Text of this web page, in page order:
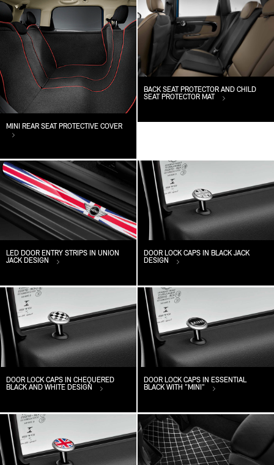
MINI REAR SEAT PROTECTIVE COVER
BACK SEAT PROTECTOR AND CHILD
SEAT PROTECTOR MAT
LED DOOR ENTRY STRIPS IN UNION
JACK DESIGN
DOOR LOCK CAPS IN BLACK JACK
DESIGN
DOOR LOCK CAPS IN CHEQUERED
BLACK AND WHITE DESIGN
DOOR LOCK CAPS IN ESSENTIAL
BLACK WITH "MINI"